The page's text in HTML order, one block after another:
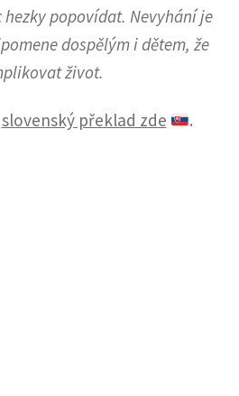
hezky popovídat. Nevyhání je
dospělým i dětem, že
život.
slovenský překlad zde .